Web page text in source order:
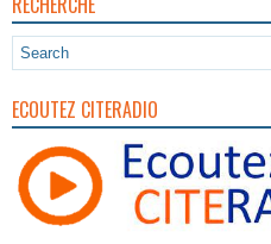
ECOUTEZ CITERADIO